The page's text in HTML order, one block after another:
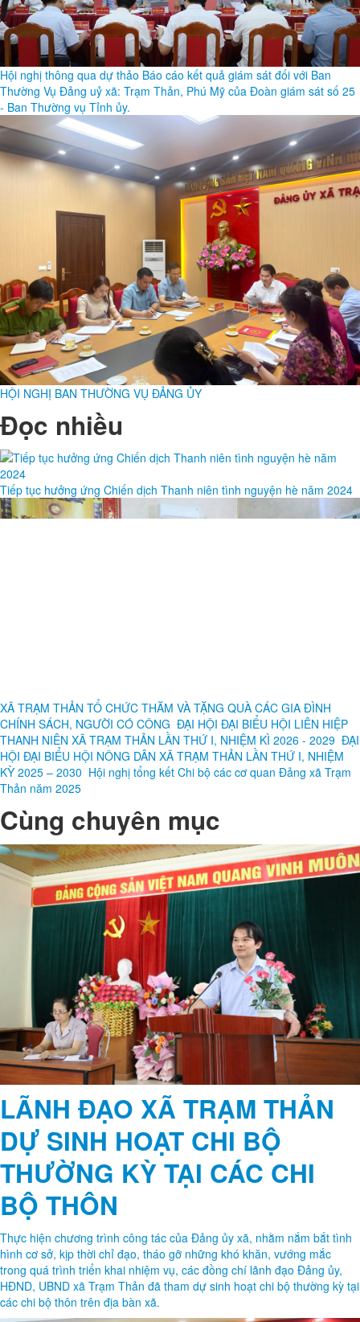
Hội nghị thông qua dự thảo Báo cáo kết quả giám sát đối với Ban
Thường Vụ Đảng uỷ xã: Trạm Thản, Phú Mỹ của Đoàn giám sát số 25
- Ban Thường vụ Tỉnh ủy.
HỘI NGHỊ BAN THƯỜNG VỤ ĐẢNG ỦY
Đọc nhiều
Tiếp tục hưởng ứng Chiến dịch Thanh niên tình nguyện hè năm 2024
XÃ TRẠM THẢN TỔ CHỨC THĂM VÀ TẶNG QUÀ CÁC GIA ĐÌNH
CHÍNH SÁCH, NGƯỜI CÓ CÔNG
ĐẠI HỘI ĐẠI BIỂU HỘI LIÊN HIỆP THANH NIÊN XÃ TRẠM THẢN LẦN
THỨ I, NHIỆM KÌ 2026 - 2029
ĐẠI HỘI ĐẠI BIỂU HỘI NÔNG DÂN XÃ TRẠM THẢN LẦN THỨ I,
NHIỆM KỲ 2025 – 2030 Hội nghị tổng kết Chi bộ các cơ quan Đảng
xã Trạm Thản năm 2025